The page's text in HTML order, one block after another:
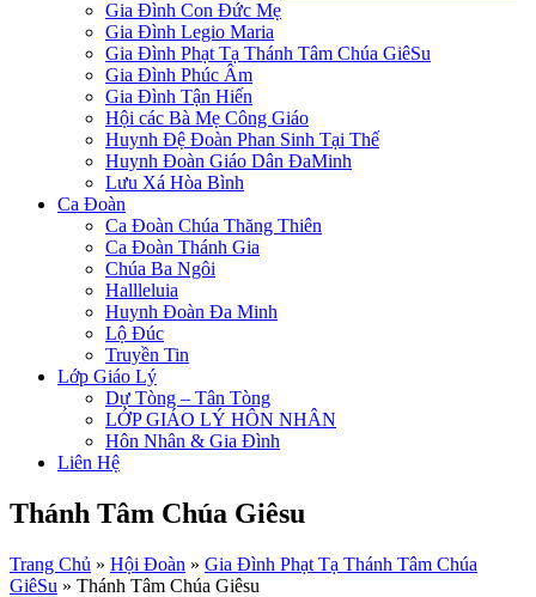
Gia Đình Con Đức Mẹ
Gia Đình Legio Maria
Gia Đình Phạt Tạ Thánh Tâm Chúa GiêSu
Gia Đình Phúc Âm
Gia Đình Tận Hiến
Hội các Bà Mẹ Công Giáo
Huynh Đệ Đoàn Phan Sinh Tại Thế
Huynh Đoàn Giáo Dân ĐaMinh
Lưu Xá Hòa Bình
Ca Đoàn
Ca Đoàn Chúa Thăng Thiên
Ca Đoàn Thánh Gia
Chúa Ba Ngôi
Hallleluia
Huynh Đoàn Đa Minh
Lộ Đúc
Truyền Tin
Lớp Giáo Lý
Dự Tòng – Tân Tòng
LỚP GIÁO LÝ HÔN NHÂN
Hôn Nhân & Gia Đình
Liên Hệ
Thánh Tâm Chúa Giêsu
Trang Chủ » Hội Đoàn » Gia Đình Phạt Tạ Thánh Tâm Chúa
GiêSu » Thánh Tâm Chúa Giêsu